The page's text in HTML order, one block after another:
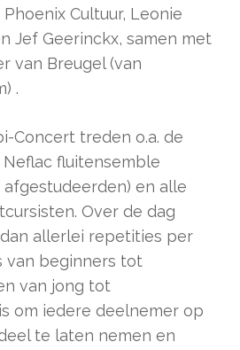
Cultuur, Leonie
Jef Geerinckx, samen met
van Breugel (van
.
Concert treden o.a. de
fluitensemble
en alle
Over de dag
allerlei repetities per
van beginners tot
van jong tot
om iedere deelnemer op
te laten nemen en